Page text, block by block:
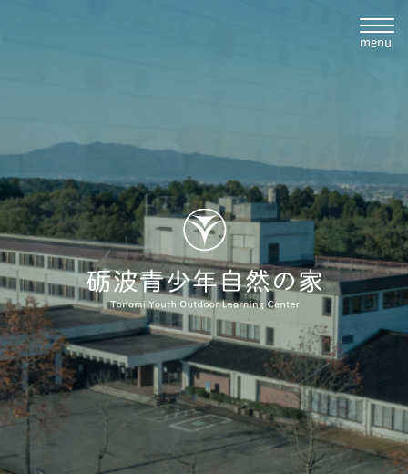
menu
0763-37-2002 ie@shizentonami.jp
・トップ
・施設案内
・ご利用の流れ
- ご予約について